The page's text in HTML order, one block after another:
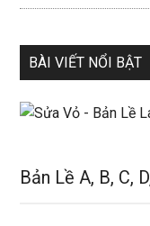
BÀI VIẾT NỔI BẬT
Bản Lề A, B, C,